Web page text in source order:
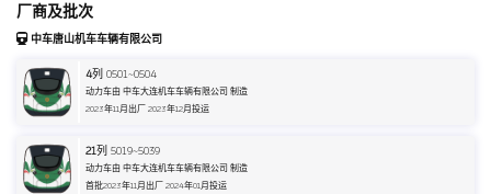
厂商及批次
中车唐山机车车辆有限公司
4列 0501~0504
动力车由 中车大连机车车辆有限公司 制造
2023年11月出厂 2023年12月投运
21列 5019~5039
动力车由 中车大连机车车辆有限公司 制造
首批2023年11月出厂 2024年01月投运